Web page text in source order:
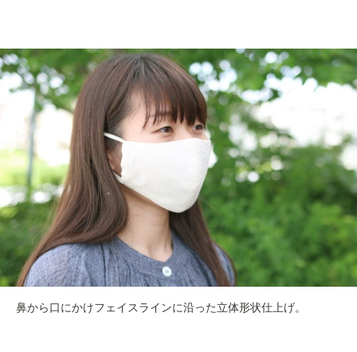
鼻から口にかけフェイスラインに沿った立体形状仕上げ。